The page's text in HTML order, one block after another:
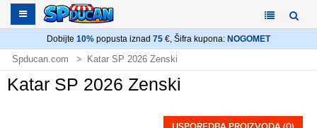
Dobijte 10% popusta iznad 75 €, Šifra kupona: NOGOMET
Spducan.com Katar SP 2026 Zenski
Katar SP 2026 Zenski